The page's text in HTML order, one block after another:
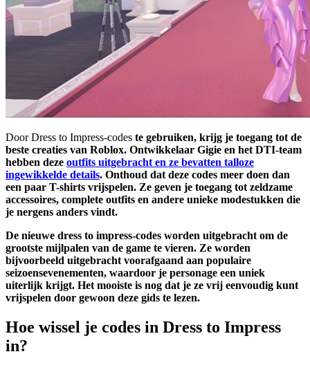
Door Dress to Impress-codes te gebruiken, krijg je toegang tot de
beste creaties van Roblox. Ontwikkelaar Gigie en het DTI-team
hebben deze outfits uitgebracht en ze bevatten talloze
ingewikkelde details. Onthoud dat deze codes meer doen dan
een paar T-shirts vrijspelen. Ze geven je toegang tot zeldzame
accessoires, complete outfits en andere unieke modestukken die
je nergens anders vindt.
De nieuwe dress to impress-codes worden uitgebracht om de
grootste mijlpalen van de game te vieren. Ze worden
bijvoorbeeld uitgebracht voorafgaand aan populaire
seizoensevenementen, waardoor je personage een uniek
uiterlijk krijgt. Het mooiste is nog dat je ze vrij eenvoudig kunt
vrijspelen door gewoon deze gids te lezen.
Hoe wissel je codes in Dress to Impress
in?